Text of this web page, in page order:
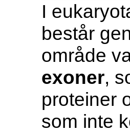
I
består
område
exoner,
proteiner
som inte